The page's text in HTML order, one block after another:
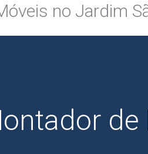
no Jardim